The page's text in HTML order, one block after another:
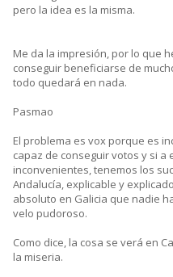
pero la idea es la misma.
Me da la impresión, por lo que
conseguir beneficiarse de
todo quedará en nada.
Pasmao
El problema es vox porque es
capaz de conseguir votos y si
inconvenientes, tenemos los
Andalucía, explicable y
absoluto en Galicia que nadie
velo pudoroso.
Como dice, la cosa se verá en
la miseria.